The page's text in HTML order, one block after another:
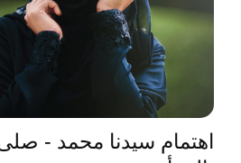
اهتمام سيدنا محمد -